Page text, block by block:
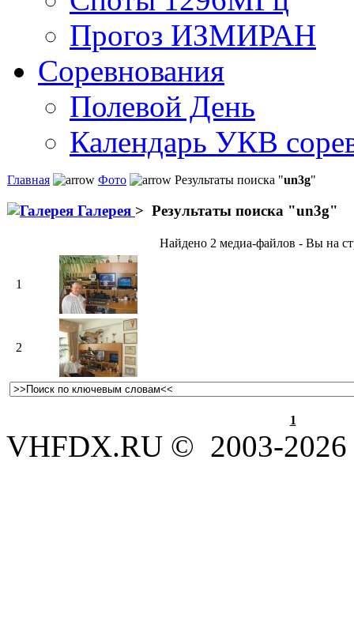
Прогоз ИЗМИРАН
Соревнования
Полевой День
Календарь УКВ
Главная Фото Результаты поиска "un3g"
Галерея > Результаты поиска "un3g"
Найдено 2 медиа-файлов - Вы на
1
2
1
VHFDX.RU © 2003-2026